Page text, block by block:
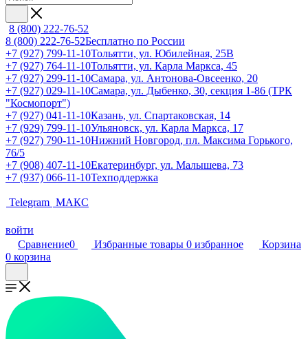
8 (800) 222-76-52
8 (800) 222-76-52Бесплатно по России
+7 (927) 799-11-10Тольятти, ул. Юбилейная, 25В
+7 (927) 764-11-10Тольятти, ул. Карла Маркса, 45
+7 (927) 299-11-10Самара, ул. Антонова-Овсеенко, 20
+7 (927) 029-11-10Самара, ул. Дыбенко, 30, секция 1-86 (ТРК
"Космопорт")
+7 (927) 041-11-10Казань, ул. Спартаковская, 14
+7 (929) 799-11-10Ульяновск, ул. Карла Маркса, 17
+7 (927) 790-11-10Нижний Новгород, пл. Максима Горького,
76/5
+7 (908) 407-11-10Екатеринбург, ул. Малышева, 73
+7 (937) 066-11-10Техподдержка
Telegram МАКС
войти
Сравнение0 Избранные товары 0 избранное
Корзина
0 корзина